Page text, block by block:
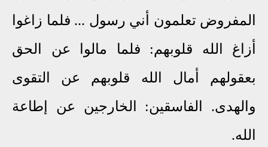
المفروض تعلمون أني رسول ... فلما زاغوا
أزاغ الله قلوبهم: فلما مالوا عن الحق
بعقولهم أمال الله قلوبهم عن التقوى
والهدى. الفاسقين: الخارجين عن إطاعة
الله.